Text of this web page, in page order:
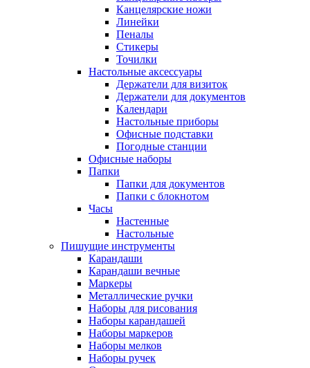
Канцелярские ножи
Линейки
Пеналы
Стикеры
Точилки
Настольные аксессуары
Держатели для визиток
Держатели для документов
Календари
Настольные приборы
Офисные подставки
Погодные станции
Офисные наборы
Папки
Папки для документов
Папки с блокнотом
Часы
Настенные
Настольные
Пишущие инструменты
Карандаши
Карандаши вечные
Маркеры
Металлические ручки
Наборы для рисования
Наборы карандашей
Наборы маркеров
Наборы мелков
Наборы ручек